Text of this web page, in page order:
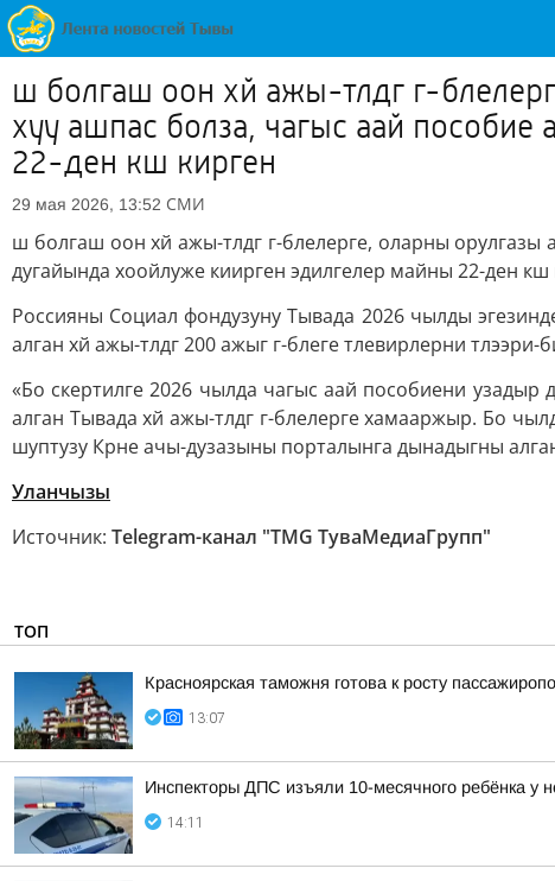
ш болгаш оон хй ажы-тлдг г-
хуу ашпас болза, чагыс аай
22-ден кш кирген
29 мая 2026, 13:52 СМИ
ш болгаш оон хй ажы-тлдг г-блелерге, оларны
дугайында хоойлуже киирген эдилгелер майны 22-ден кш
Россияны Социал фондузуну Тывада 2026 чылды
алган хй ажы-тлдг 200 ажыг г-блеге тлевирлерни тлээри-
«Бо скертилге 2026 чылда чагыс аай пособиени
алган Тывада хй ажы-тлдг г-блелерге хамааржыр. Бо
шуптузу Крне ачы-дузазыны порталынга дынадыгны
Уланчызы
Источник: Telegram-канал "TMG ТуваМедиаГрупп"
ТОП
Красноярская таможня готова к росту
13:07
Инспекторы ДПС изъяли 10-месячного ребёнка у
14:11